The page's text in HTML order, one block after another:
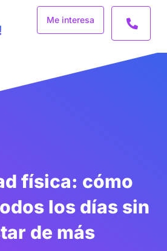
Me interesa
física: cómo
los días sin
de más